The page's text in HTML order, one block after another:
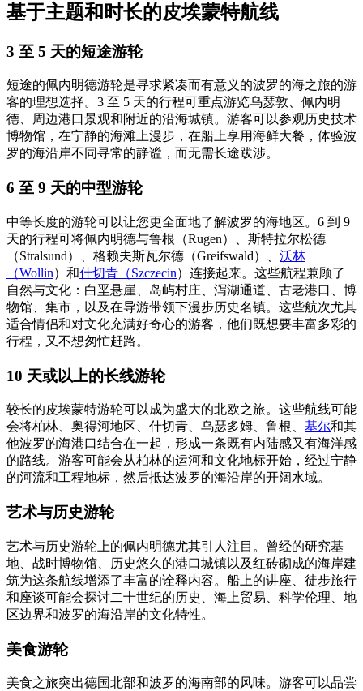
基于主题和时长的皮埃蒙特航线
3 至 5 天的短途游轮
短途的佩内明德游轮是寻求紧凑而有意义的波罗的海之旅的游
客的理想选择。3 至 5 天的行程可重点游览乌瑟敦、佩内明
德、周边港口景观和附近的沿海城镇。游客可以参观历史技术
博物馆，在宁静的海滩上漫步，在船上享用海鲜大餐，体验波
罗的海沿岸不同寻常的静谧，而无需长途跋涉。
6 至 9 天的中型游轮
中等长度的游轮可以让您更全面地了解波罗的海地区。6 到 9
天的行程可将佩内明德与鲁根（Rugen）、斯特拉尔松德
（Stralsund）、格赖夫斯瓦尔德（Greifswald）、 沃林
（Wollin）和什切青（Szczecin）连接起来。这些航程兼顾了
自然与文化：白垩悬崖、岛屿村庄、泻湖通道、古老港口、博
物馆、集市，以及在导游带领下漫步历史名镇。这些航次尤其
适合情侣和对文化充满好奇心的游客，他们既想要丰富多彩的
行程，又不想匆忙赶路。
10 天或以上的长线游轮
较长的皮埃蒙特游轮可以成为盛大的北欧之旅。这些航线可能
会将柏林、奥得河地区、什切青、乌瑟多姆、鲁根、 基尔和其
他波罗的海港口结合在一起，形成一条既有内陆感又有海洋感
的路线。游客可能会从柏林的运河和文化地标开始，经过宁静
的河流和工程地标，然后抵达波罗的海沿岸的开阔水域。
艺术与历史游轮
艺术与历史游轮上的佩内明德尤其引人注目。曾经的研究基
地、战时博物馆、历史悠久的港口城镇以及红砖砌成的海岸建
筑为这条航线增添了丰富的诠释内容。船上的讲座、徒步旅行
和座谈可能会探讨二十世纪的历史、海上贸易、科学伦理、地
区边界和波罗的海沿岸的文化特性。
美食游轮
美食之旅突出德国北部和波罗的海南部的风味。游客可以品尝